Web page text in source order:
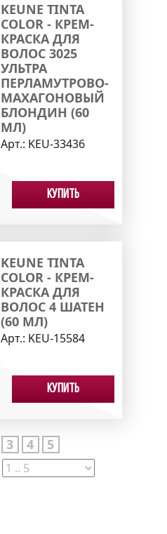
KEUNE TINTA
COLOR - КРЕМ-
КРАСКА ДЛЯ
ВОЛОС 3025
УЛЬТРА
ПЕРЛАМУТРОВО-
МАХАГОНОВЫЙ
БЛОНДИН (60
МЛ)
Арт.: KEU-33436
Купить
KEUNE TINTA
COLOR - КРЕМ-
КРАСКА ДЛЯ
ВОЛОС 4 ШАТЕН
(60 МЛ)
Арт.: KEU-15584
Купить
3 4 5